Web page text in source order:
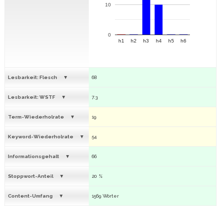
h1 h2 h3 h4 h5 h6
0
10
Lesbarkeit: Flesch 68
Lesbarkeit: WSTF 7.3
Term-Wiederholrate 19
Keyword-Wiederholrate 54
Informationsgehalt 66
Stoppwort-Anteil 20 %
Content-Umfang 1569 Wörter